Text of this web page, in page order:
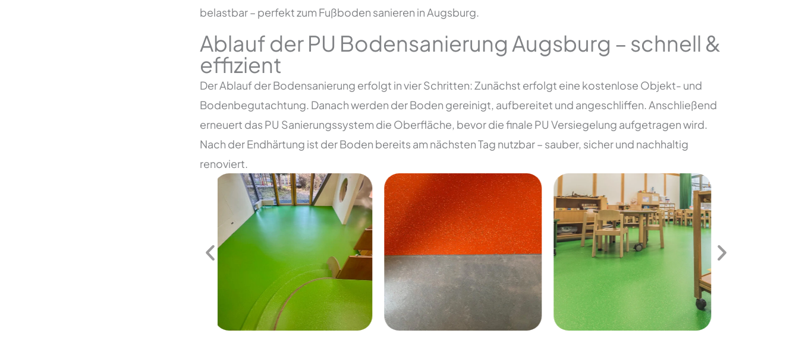
belastbar – perfekt zum Fußboden sanieren in Augsburg.
Ablauf der PU Bodensanierung Augsburg – schnell &
effizient
Der Ablauf der Bodensanierung erfolgt in vier Schritten: Zunächst erfolgt eine kostenlose Objekt- und
Bodenbegutachtung. Danach werden der Boden gereinigt, aufbereitet und angeschliffen. Anschließend
erneuert das PU Sanierungssystem die Oberfläche, bevor die finale PU Versiegelung aufgetragen wird.
Nach der Endhärtung ist der Boden bereits am nächsten Tag nutzbar – sauber, sicher und nachhaltig
renoviert.